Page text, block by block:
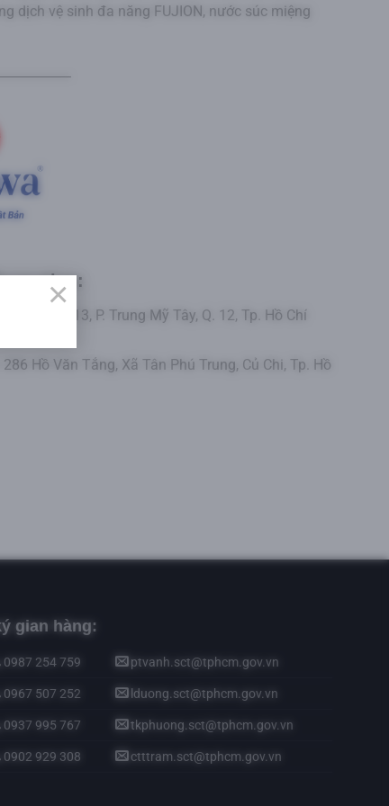
×
dịch vệ sinh đa năng FUJION, nước súc miệng
Mỹ Tây 13, P. Trung Mỹ Tây, Q. 12, Tp. Hồ Chí
286 Hồ Văn Tắng, Xã Tân Phú Trung, Củ Chi, Tp. Hồ
gian hàng:
0987 254 759
ptvanh.sct@tphcm.gov.vn
0967 507 252
lduong.sct@tphcm.gov.vn
0937 995 767
tkphuong.sct@tphcm.gov.vn
0902 929 308 ctttram.sct@tphcm.gov.vn